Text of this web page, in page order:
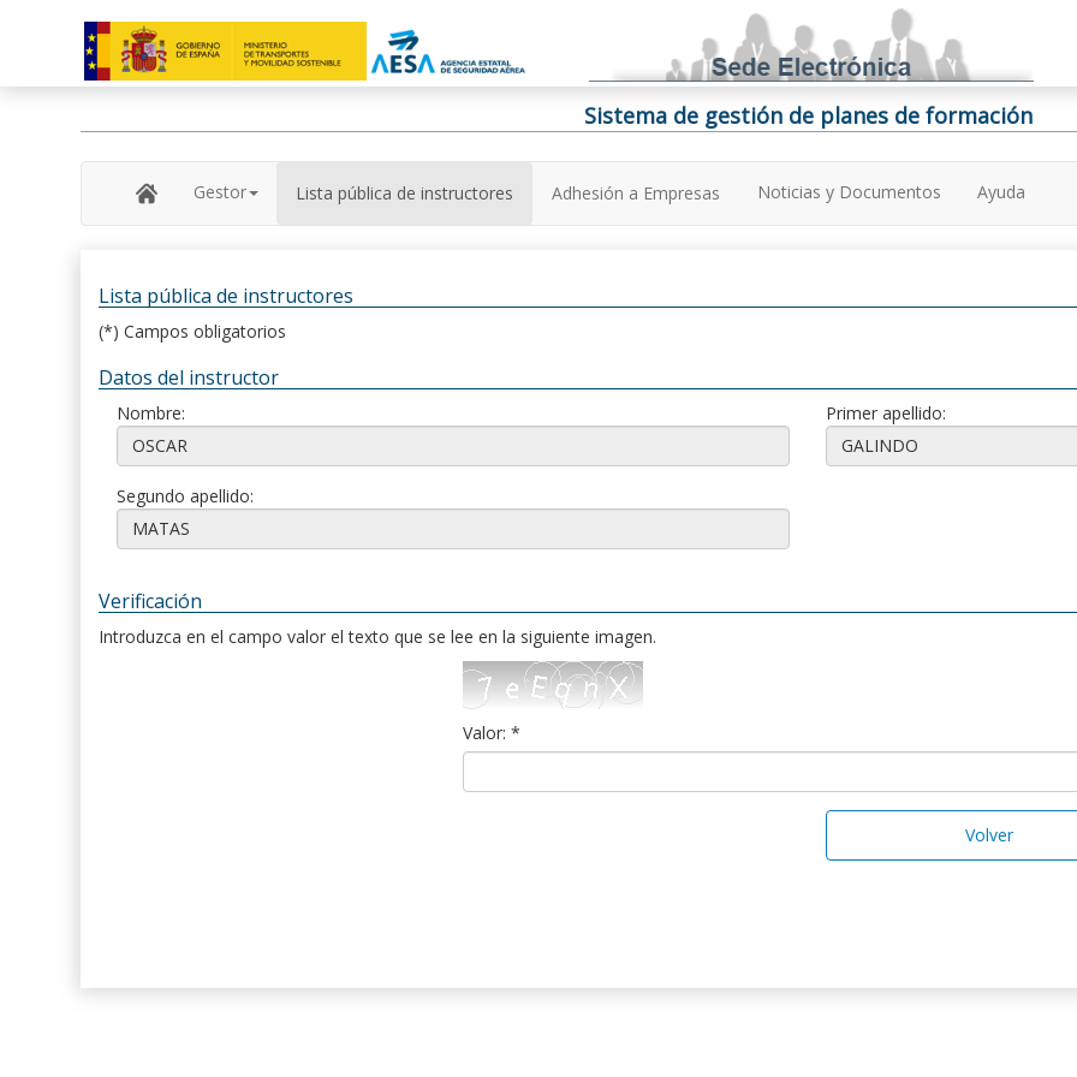
Sistema de gestión de planes de formación
Gestor Lista pública de instructores Adhesión a Empresas Noticias y Documentos Ayuda
Lista pública de instructores
(*) Campos obligatorios
Datos del instructor
Nombre: Primer apellido:
Segundo apellido:
Verificación
Introduzca en el campo valor el texto que se lee en la siguiente imagen.
Valor: *
Volver